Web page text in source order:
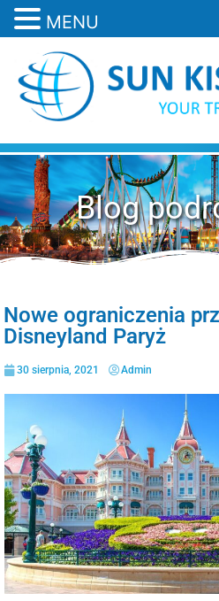
Blog
Nowe ograniczenia
Disneyland Paryż
30 sierpnia, 2021 Admin
MENU